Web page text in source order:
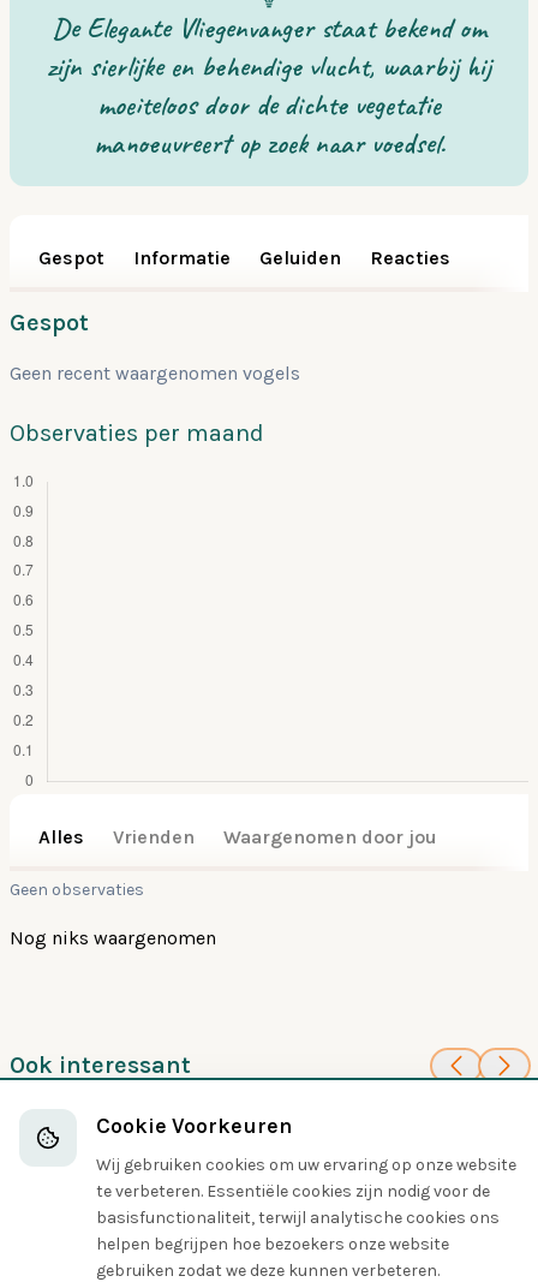
De Elegante Vliegenvanger staat bekend om
zijn sierlijke en behendige vlucht, waarbij hij
moeiteloos door de dichte vegetatie
manoeuvreert op zoek naar voedsel.
Gespot Informatie Geluiden Reacties
Gespot
Geen recent waargenomen vogels
Observaties per maand
Alles Vrienden Waargenomen door jou
Geen observaties
Nog niks waargenomen
Ook interessant
Goudstuitattila
Tyrant Flycatchers
100
Delen
Cookie Voorkeuren
Wij gebruiken cookies om uw ervaring op onze website
te verbeteren. Essentiële cookies zijn nodig voor de
basisfunctionaliteit, terwijl analytische cookies ons
helpen begrijpen hoe bezoekers onze website
gebruiken zodat we deze kunnen verbeteren.